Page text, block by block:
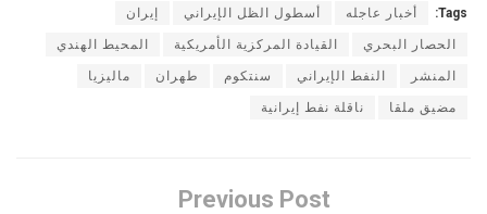
Tags: أخبار عاجله أسطول الظل الإيراني إيران
الحصار البحري القيادة المركزية الأمريكية المحيط الهندي
المنشر النفط الإيراني سنتكوم طهران ماليزيا
مضيق ملقا ناقلة نفط إيرانية
Previous Post